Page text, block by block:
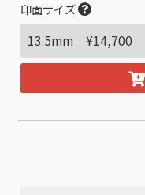
印面サイズ